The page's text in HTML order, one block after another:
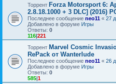
Торрент Forza Motorsport 6:
2.8.18.1000 + 3 DLC] (2016)
Последнее сообщение neo11 « 27
Добавлено в форуме Игры
Ответы: 0
116|221
Торрент Marvel Cosmic
RePack от Wanterlude
Последнее сообщение neo11 « 26
Добавлено в форуме Игры
Ответы: 0
585|1